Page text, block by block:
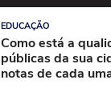
EDUCAÇÃO
Como está a
públicas da sua
notas de cada